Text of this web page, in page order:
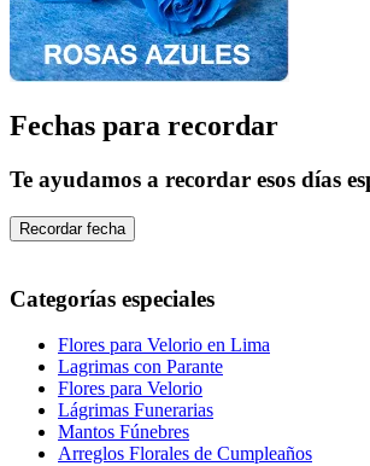
Fechas para recordar
Te ayudamos a recordar esos días
Recordar fecha
Categorías especiales
Flores para Velorio en Lima
Lagrimas con Parante
Flores para Velorio
Lágrimas Funerarias
Mantos Fúnebres
Arreglos Florales de Cumpleaños